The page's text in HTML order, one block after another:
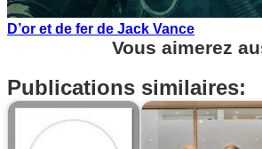
D’or et de fer de Jack Vance
Vous aimerez
Publications similaires: